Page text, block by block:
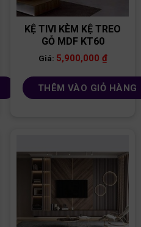
KỆ TIVI KÈM KỆ TREO
GỖ MDF KT60
Giá: 5,900,000 ₫
THÊM VÀO GIỎ HÀNG